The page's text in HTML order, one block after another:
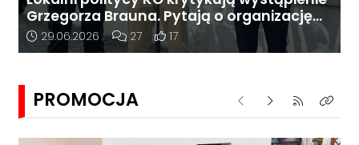
Grzegorza Brauna. Pytają o organizację
wydarzenia na terenie szkoły
Data dodania artykułu:
29.06.2026 Liczba komentarzy artykułu:
27 Liczba pozytywnych reakcji
17
PROMOCJA Poprzednie
NastępneKliknij aby
Kliknij